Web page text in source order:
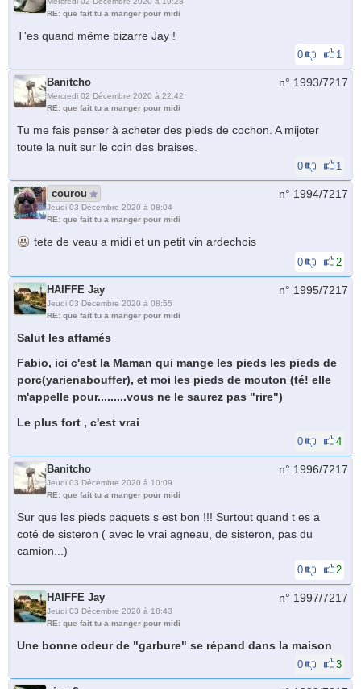
RE: que fait tu a manger pour midi
T'es quand même bizarre Jay !
0 1
Banitcho
Mercredi 02 Décembre 2020 à 22:42
RE: que fait tu a manger pour midi
n° 1993/7217
Tu me fais penser à acheter des pieds de cochon. A mijoter
toute la nuit sur le coin des braises.
0 1
courou
Jeudi 03 Décembre 2020 à 08:04
RE: que fait tu a manger pour midi
n° 1994/7217
tete de veau a midi et un petit vin ardechois
0 2
HAIFFE Jay
Jeudi 03 Décembre 2020 à 08:55
RE: que fait tu a manger pour midi
n° 1995/7217
Salut les affamés
Fabio, ici c'est la Maman qui mange les pieds les pieds de
porc(yarienabouffer), et moi les pieds de mouton (té! elle
m'appelle pour.........vous ne le saurez pas "rire")
Le plus fort , c'est vrai
0 4
Banitcho
Jeudi 03 Décembre 2020 à 10:09
RE: que fait tu a manger pour midi
n° 1996/7217
Sur que les pieds paquets s est bon !!! Surtout quand t es a
coté de sisteron ( avec le vrai agneau, de sisteron, pas du
camion...)
0 2
HAIFFE Jay
Jeudi 03 Décembre 2020 à 18:43
RE: que fait tu a manger pour midi
n° 1997/7217
Une bonne odeur de "garbure" se répand dans la maison
0 3